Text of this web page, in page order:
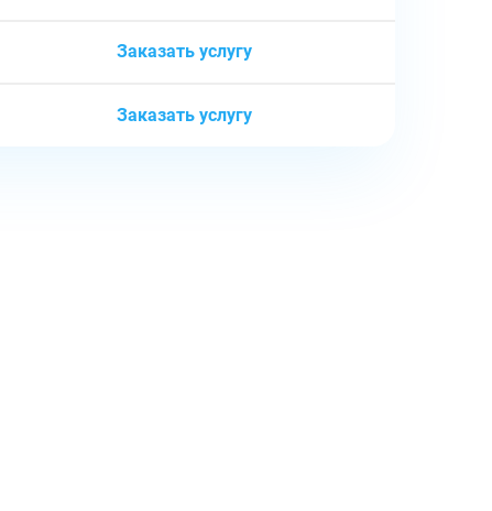
Заказать услугу
Заказать услугу